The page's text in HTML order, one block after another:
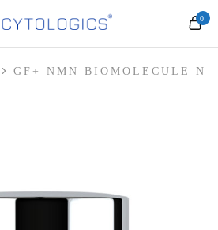
0
GF+ NMN BIOMOLECULE